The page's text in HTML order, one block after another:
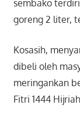
sembako
goreng 2 liter,
Kosasih,
dibeli oleh
meringankan
Fitri 1444